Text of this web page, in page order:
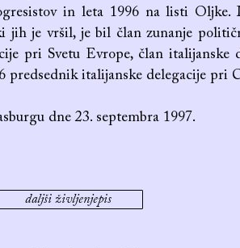
in leta 1996 na listi Oljke.
jih je vršil, je bil član zunanje
pri Svetu Evrope, član italijanske
predsednik italijanske delegacije pri
dne 23. septembra 1997.
daljši življenjepis